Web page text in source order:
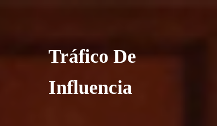
Tráfico De
Influencia